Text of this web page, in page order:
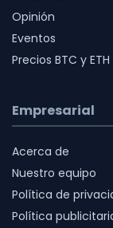
Opinión
Eventos
Precios BTC y ETH
Empresarial
Acerca de
Nuestro equipo
Política de
Política